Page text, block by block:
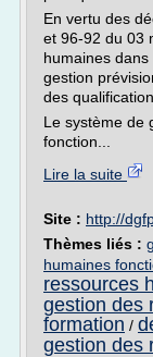
En vertu des
et 96-92 du 03
humaines
gestion
des
Le système de
fonction...
Lire la suite
Site : http://
Thèmes liés :
humaines
ressources
gestion des
formation /
gestion des